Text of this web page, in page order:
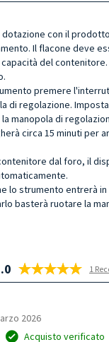
dotazione con il
Il flacone deve
del
premere
di regolazione.
manopola di
circa 15 minuti per
dal foro, il
lo strumento entrerà
basterà ruotare la
1
2026
Acquisto verificato